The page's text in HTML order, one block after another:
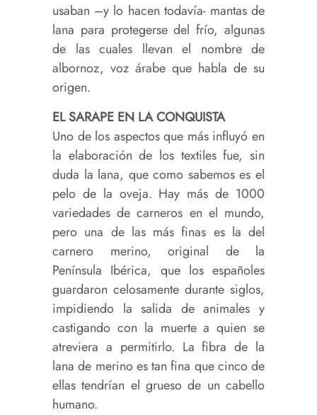
usaban –y lo hacen todavía- mantas de
lana para protegerse del frío, algunas
de las cuales llevan el nombre de
albornoz, voz árabe que habla de su
origen.
EL SARAPE EN LA CONQUISTA
Uno de los aspectos que más influyó en
la elaboración de los textiles fue, sin
duda la lana, que como sabemos es el
pelo de la oveja. Hay más de 1000
variedades de carneros en el mundo,
pero una de las más finas es la del
carnero merino, original de la
Península Ibérica, que los españoles
guardaron celosamente durante siglos,
impidiendo la salida de animales y
castigando con la muerte a quien se
atreviera a permitirlo. La fibra de la
lana de merino es tan fina que cinco de
ellas tendrían el grueso de un cabello
humano.